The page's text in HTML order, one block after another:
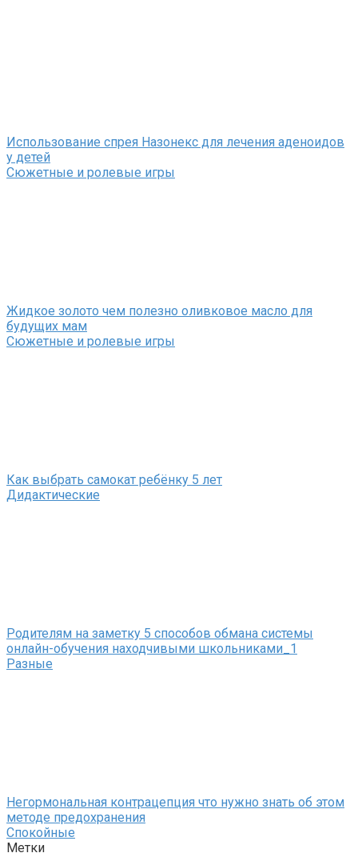
Использование спрея Назонекс для лечения аденоидов
у детей
Сюжетные и ролевые игры
Жидкое золото чем полезно оливковое масло для
будущих мам
Сюжетные и ролевые игры
Как выбрать самокат ребёнку 5 лет
Дидактические
Родителям на заметку 5 способов обмана системы
онлайн-обучения находчивыми школьниками_1
Разные
Негормональная контрацепция что нужно знать об этом
методе предохранения
Спокойные
Метки